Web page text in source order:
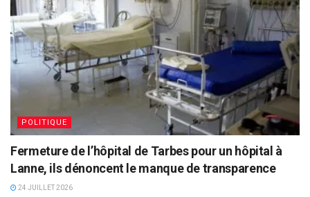
POLITIQUE
Fermeture de l’hôpital de Tarbes pour un hôpital à
Lanne, ils dénoncent le manque de transparence
24 JUILLET 2026